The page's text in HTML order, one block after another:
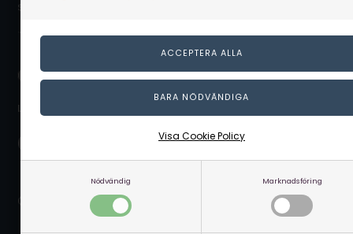
Nödvändig Marknadsföring
Visa Cookie Policy
Säker betalning online:
Leverans nära dig:
Genvägar